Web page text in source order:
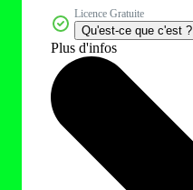
Licence Gratuite
Qu'est-ce que c'est ?
Plus d'infos